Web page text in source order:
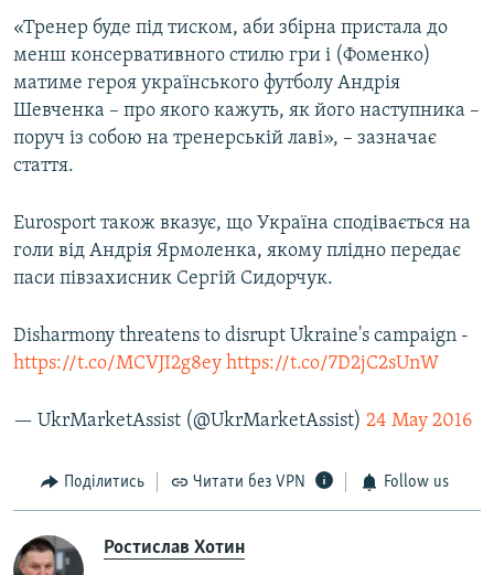
«Тренер буде під тиском, аби збірна пристала до
менш консервативного стилю гри і (Фоменко)
матиме героя українського футболу Андрія
Шевченка – про якого кажуть, як його наступника –
поруч із собою на тренерській лаві», – зазначає
стаття.
Eurosport також вказує, що Україна сподівається на
голи від Андрія Ярмоленка, якому плідно передає
паси півзахисник Сергій Сидорчук.
Disharmony threatens to disrupt Ukraine's campaign -
https://t.co/MCVJI2g8ey https://t.co/7D2jC2sUnW
— UkrMarketAssist (@UkrMarketAssist) 24 May 2016
Поділитись Читати без VPN Follow us
Ростислав Хотин